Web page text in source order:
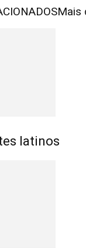
Mais
latinos